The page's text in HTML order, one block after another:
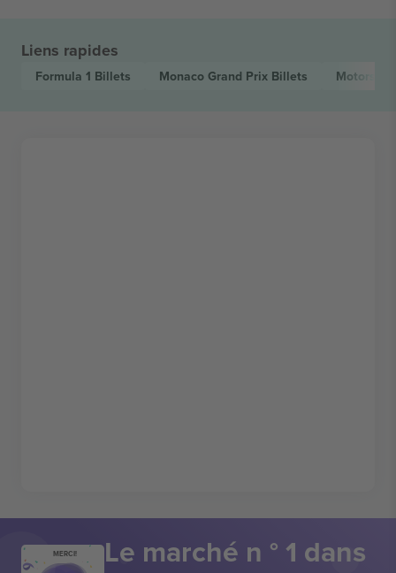
Liens rapides
Formula 1 Billets Monaco Grand Prix Billets
MERCI! Le marché n ° 1 dans